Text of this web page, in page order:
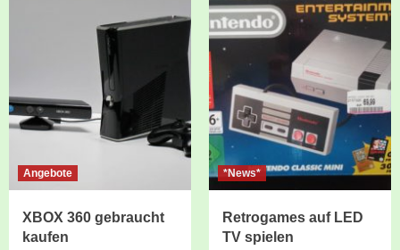
Angebote
XBOX 360 gebraucht
kaufen
*News*
Retrogames auf LED
TV spielen